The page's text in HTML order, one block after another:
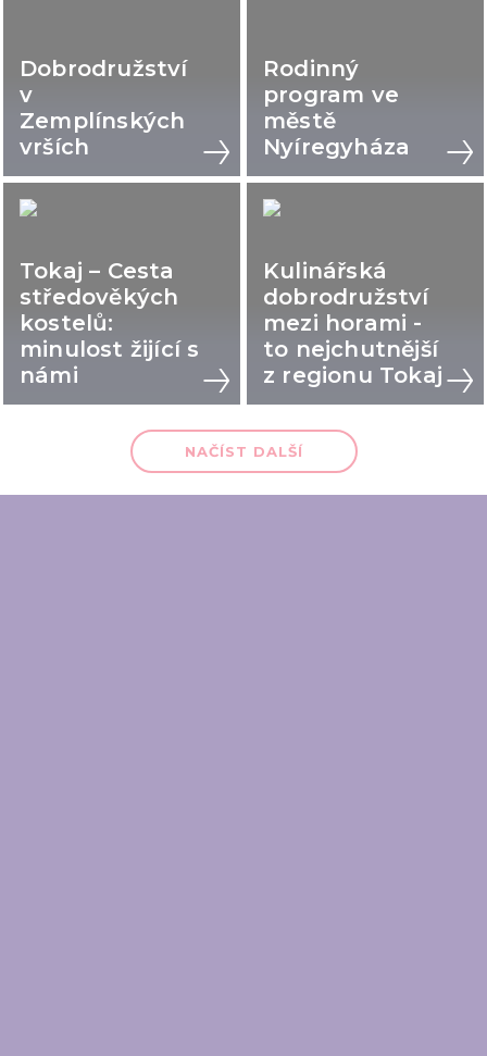
Dobrodružství
v
Zemplínských
vrších
Rodinný
program ve
městě
Nyíregyháza
Tokaj – Cesta
středověkých
kostelů:
minulost žijící s
námi
Kulinářská
dobrodružství
mezi horami -
to nejchutnější
z regionu Tokaj
NAČÍST DALŠÍ